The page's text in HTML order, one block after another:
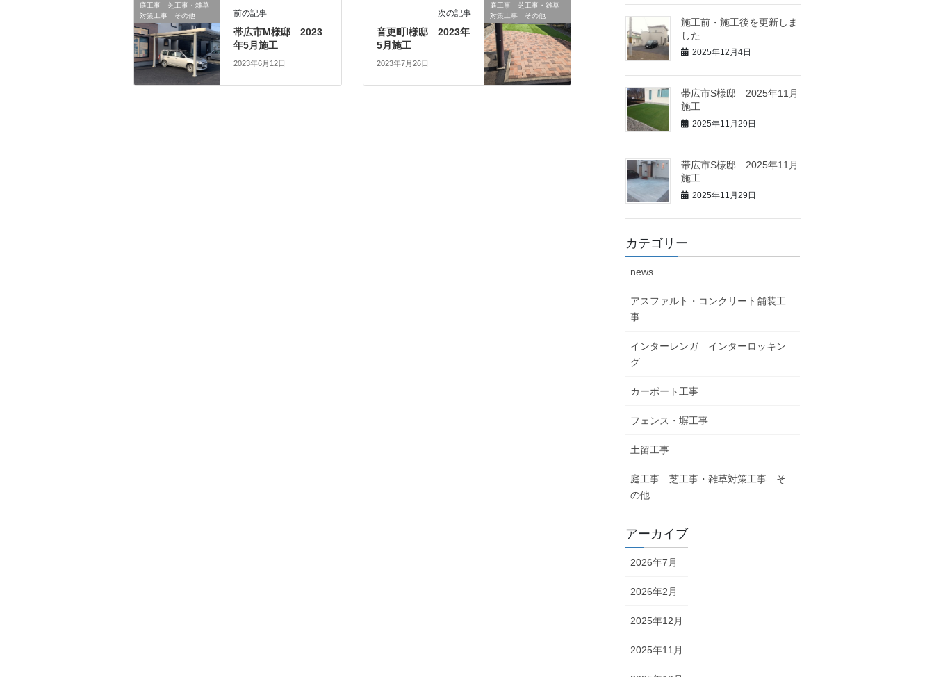
庭工事 芝工事・雑草
対策工事 その他
前の記事
帯広市M様邸 2023
年5月施工
2023年6月12日
庭工事 芝工事・雑草
対策工事 その他
次の記事
音更町I様邸 2023年
5月施工
2023年7月26日
施工前・施工後を更新しま
した
2025年12月4日
帯広市S様邸 2025年11月
施工
2025年11月29日
帯広市S様邸 2025年11月
施工
2025年11月29日
カテゴリー
news
アスファルト・コンクリート舗装工
事
インターレンガ インターロッキン
グ
カーポート工事
フェンス・塀工事
土留工事
庭工事 芝工事・雑草対策工事 そ
の他
アーカイブ
2026年7月
2026年2月
2025年12月
2025年11月